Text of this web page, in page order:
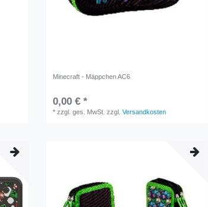
Minecraft - Mäppchen AC6
0,00 € *
*zzgl. ges. MwSt. zzgl.Versandkosten